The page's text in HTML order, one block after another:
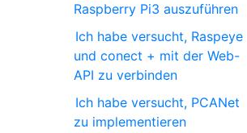
Raspberry Pi3 auszuführen
Ich habe versucht, Raspeye
und conect + mit der Web-
API zu verbinden
Ich habe versucht, PCANet
zu implementieren